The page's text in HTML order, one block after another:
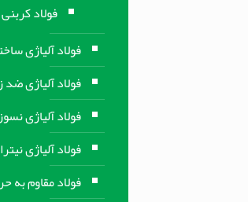
فولاد کربنی
فولاد آلیاژی
فولاد آلیاژی
فولاد آلیاژی
فولاد آلیاژی
فولاد مقاوم به